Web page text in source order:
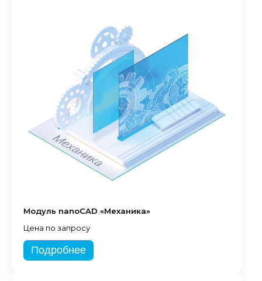
Модуль nanoCAD «Механика»
Цена по запросу
Подробнее